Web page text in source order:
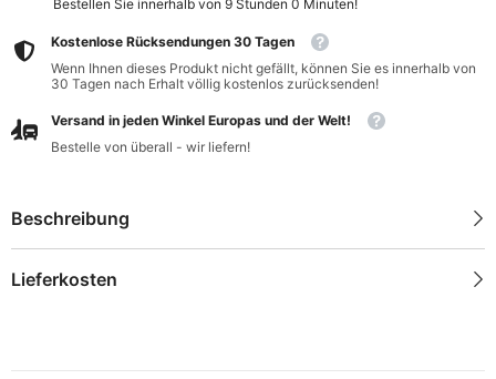
Bestellen Sie innerhalb von 9 Stunden 0 Minuten!
Kostenlose Rücksendungen 30 Tagen
Wenn Ihnen dieses Produkt nicht gefällt, können Sie es innerhalb von
30 Tagen nach Erhalt völlig kostenlos zurücksenden!
Versand in jeden Winkel Europas und der Welt!
Bestelle von überall - wir liefern!
Beschreibung
Lieferkosten